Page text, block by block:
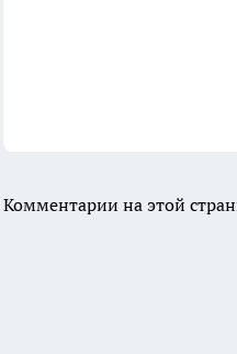
Комментарии на этой